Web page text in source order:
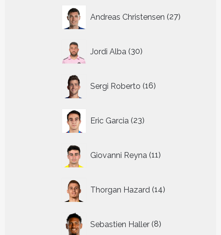
Andreas Christensen 27
producten
Jordi Alba 30
producten
Sergi Roberto 16
producten
Eric Garcia 23
producten
Giovanni Reyna 11
producten
Thorgan Hazard 14
producten
Sebastien Haller 8
producten